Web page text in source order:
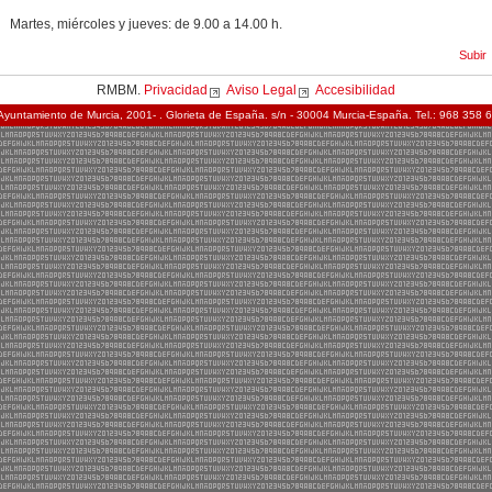
Martes, miércoles y jueves: de 9.00 a 14.00 h.
Subir
RMBM. Privacidad Aviso Legal Accesibilidad
de Murcia, 2001- . Glorieta de España. s/n - 30004 Murcia-España. Tel.: 968 358